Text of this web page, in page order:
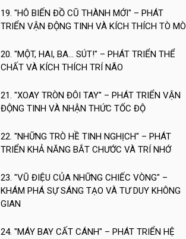
19. "HÔ BIẾN ĐỒ CŨ THÀNH MỚI" – PHÁT
TRIỂN VẬN ĐỘNG TINH VÀ KÍCH THÍCH TÒ MÒ
20. "MỘT, HAI, BA... SÚT!" – PHÁT TRIỂN THỂ
CHẤT VÀ KÍCH THÍCH TRÍ NÃO
21. "XOAY TRÒN ĐÔI TAY" – PHÁT TRIỂN VẬN
ĐỘNG TINH VÀ NHẬN THỨC TỐC ĐỘ
22. "NHỮNG TRÒ HỀ TINH NGHỊCH" – PHÁT
TRIỂN KHẢ NĂNG BẮT CHƯỚC VÀ TRÍ NHỚ
23. "VŨ ĐIỆU CỦA NHỮNG CHIẾC VÒNG" –
KHÁM PHÁ SỰ SÁNG TẠO VÀ TƯ DUY KHÔNG
GIAN
24. "MÁY BAY CẤT CÁNH" – PHÁT TRIỂN HỆ